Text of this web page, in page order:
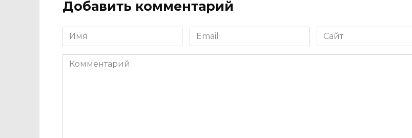
Добавить комментарий
Имя
*
Email
*
Сайт
Комментарий